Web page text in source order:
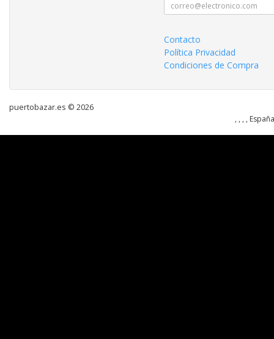
Contacto
Política Privacidad
Condiciones de Compra
puertobazar.es © 2026
, , , ,